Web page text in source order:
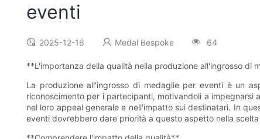
eventi
2025-12-16 Medal Bespoke 64
**L'importanza della qualità nella produzione all'ingrosso di
La produzione all'ingrosso di medaglie per eventi è un
riconoscimento per i partecipanti, motivandoli a impegnarsi
nel loro appeal generale e nell'impatto sui destinatari. In
eventi dovrebbero dare priorità a questo aspetto nella